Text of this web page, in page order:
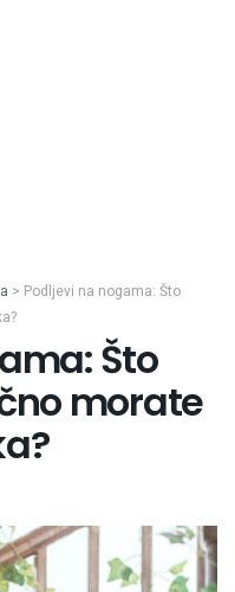
> Podljevi na nogama: Što
Što
morate